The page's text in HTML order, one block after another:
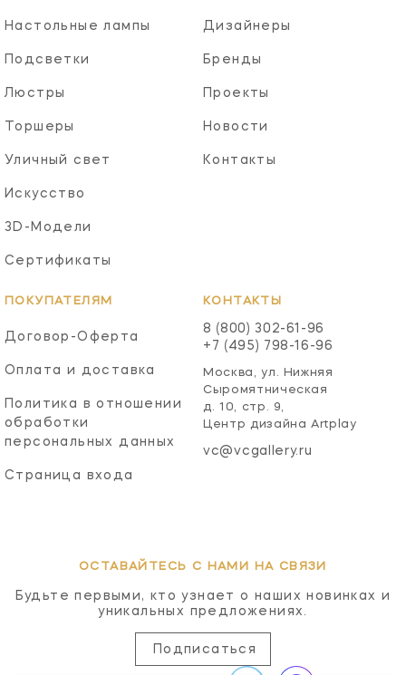
Настольные лампы
Подсветки
Люстры
Торшеры
Уличный свет
Искусство
3D-Модели
Сертификаты
Дизайнеры
Бренды
Проекты
Новости
Контакты
ПОКУПАТЕЛЯМ
Договор-Оферта
Оплата и доставка
Политика в отношении
обработки
персональных данных
Страница входа
КОНТАКТЫ
8 (800) 302-61-96
+7 (495) 798-16-96
Москва, ул. Нижняя
Сыромятническая
д. 10, стр. 9,
Центр дизайна Artplay
vc@vcgallery.ru
ОСТАВАЙТЕСЬ С НАМИ НА СВЯЗИ
Будьте первыми, кто узнает о наших новинках и
уникальных предложениях.
Подписаться